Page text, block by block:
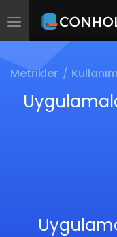
Toggle
Metrikler